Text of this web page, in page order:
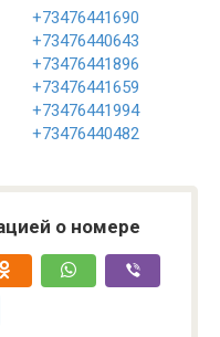
+73476441690
+73476440643
+73476441896
+73476441659
+73476441994
+73476440482
о номере